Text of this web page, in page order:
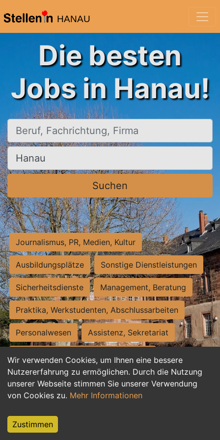
HANAU
Wir verwenden Cookies, um Ihnen eine bessere
Nutzererfahrung zu ermöglichen. Durch die Nutzung
unserer Webseite stimmen Sie unserer Verwendung
von Cookies zu. Mehr Informationen
Zustimmen
Die besten
Jobs in Hanau!
Beruf, Fachrichtung, Firma
Ort, Stadt
Suchen
Journalismus, PR, Medien, Kultur
Ausbildungsplätze Sonstige Dienstleistungen
Sicherheitsdienste Management, Beratung
Praktika, Werkstudenten, Abschlussarbeiten
Personalwesen Assistenz, Sekretariat
Hilfskräfte, Aushilfs- und Nebenjobs
Einkauf, Logistik, Materialwirtschaft
Weiterbildung, Studium, duale Ausbildung
Tourismus